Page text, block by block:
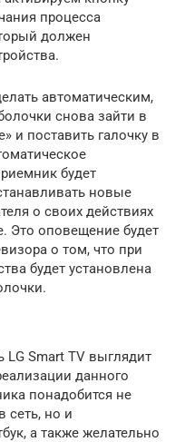
процесса
должен
автоматическим,
снова зайти в
и поставить галочку в
будет
новые
о своих действиях
Это оповещение будет
о том, что при
будет установлена
LG Smart TV выглядит
данного
понадобится не
сеть, но и
а также желательно